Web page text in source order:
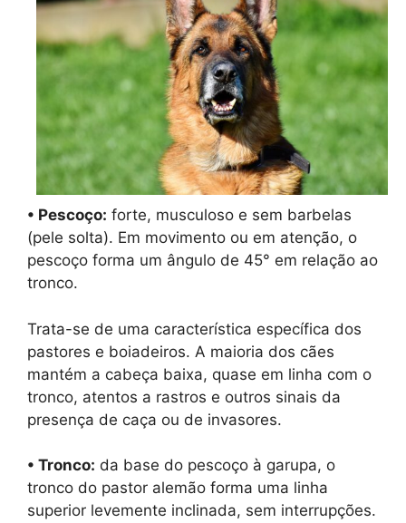
• Pescoço: forte, musculoso e sem barbelas
(pele solta). Em movimento ou em atenção, o
pescoço forma um ângulo de 45° em relação ao
tronco.
Trata-se de uma característica específica dos
pastores e boiadeiros. A maioria dos cães
mantém a cabeça baixa, quase em linha com o
tronco, atentos a rastros e outros sinais da
presença de caça ou de invasores.
• Tronco: da base do pescoço à garupa, o
tronco do pastor alemão forma uma linha
superior levemente inclinada, sem interrupções.